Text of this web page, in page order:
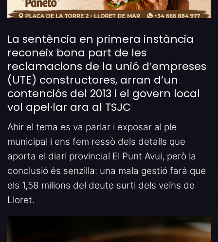
La sentència en primera instància
reconeix bona part de les
reclamacions de la unió d’empreses
(UTE) constructores, arran d’un
contenciós del 2013 i el govern local
vol apel·lar ara al TSJC
Ahir el tema es va parlar i exposar al ple
municipal i ens fem ressò dels detalls que
aporta el diari provincial El Punt Avui, però la
conclusió és senzilla: una mala gestió farà que
els 1,58 milions del deute surti dels veïns de
Lloret.